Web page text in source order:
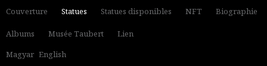
Couverture Statues Statues disponibles NFT Biographie
Albums Musée Taubert
Lien
Magyar English